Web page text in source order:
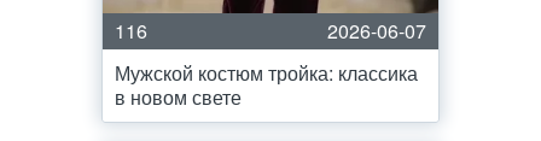
116
2026-06-07
Мужской костюм тройка: классика
в новом свете